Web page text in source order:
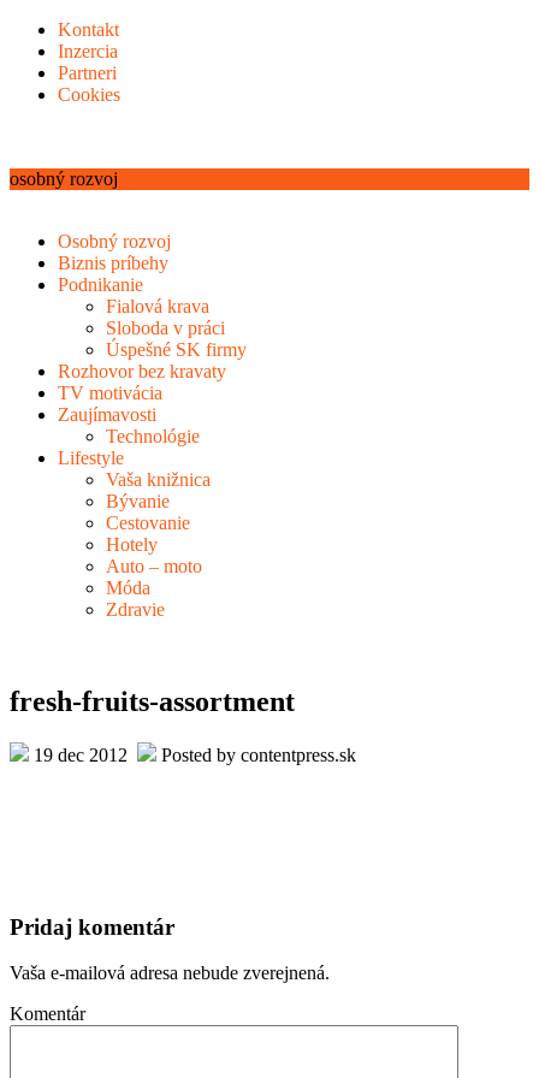
Kontakt
Inzercia
Partneri
Cookies
osobný rozvoj
Osobný rozvoj
Biznis príbehy
Podnikanie
Fialová krava
Sloboda v práci
Úspešné SK firmy
Rozhovor bez kravaty
TV motivácia
Zaujímavosti
Technológie
Lifestyle
Vaša knižnica
Bývanie
Cestovanie
Hotely
Auto – moto
Móda
Zdravie
fresh-fruits-assortment
19 dec 2012 Posted by contentpress.sk
Pridaj komentár
Vaša e-mailová adresa nebude zverejnená.
Komentár